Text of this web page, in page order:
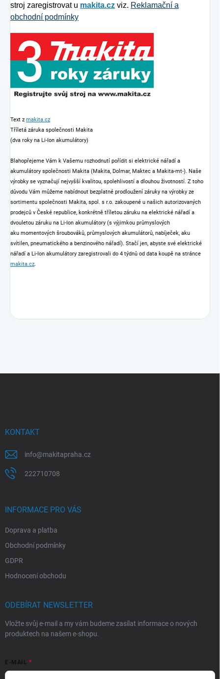
stroj zaregistrovat u makita.cz viz. Reklamační a
obchodní podmínky
Text z makita.cz
Tříletá záruka společnosti Makita
(dva roky na Li-Ion akumulátory)
Blahopřejeme Vám k Vašemu rozhodnutí pořídit si elektrické nářadí a
akumulátory společnosti Makita (Makita, Dolmar, Maktec a Makita-mt-). Naše
výrobky se vyznačují nejvyšší kvalitou, spolehlivostí a dlouhou životností. Z toho
důvodu Vám můžeme nabídnout bezplatné prodloužení záruky na výrobky ze
sortimentu společnosti Makita, spol. s r.o. zakoupené u našich autorizovaných
prodejců v České republice, konkrétně tříletou záruku na elektrické nářadí a
dvouletou záruku na Li-Ion akumulátory (s výjimkou průmyslových
aku momentových šroubováků, průmyslových akumulátorů, nabíječek, aku
svítilen, pneumatického a benzinového nářadí). Stačí jen, abyste své elektrické
nářadí a Li-Ion akumulátory zaregistrovali do 4 týdnů od data koupě na stránce
makita.cz.
KONTAKT
info@makitapraha.cz
222710708
INFORMACE PRO VÁS
Doprava a platba
Obchodní podmínky
GDPR
Hodnocení obchodu
ODEBÍRAT NEWSLETTER
Vložte svůj e-mail a my vám budeme zasílat informace o nových
produktech na našem e-shopu.
E-MAIL